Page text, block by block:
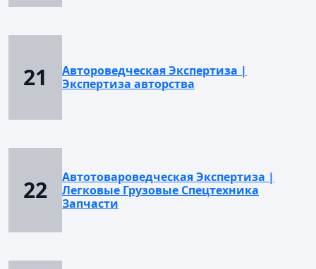
21
Автороведческая Экспертиза |
Экспертиза авторства
22
Автотовароведческая Экспертиза |
Легковые Грузовые Спецтехника
Запчасти